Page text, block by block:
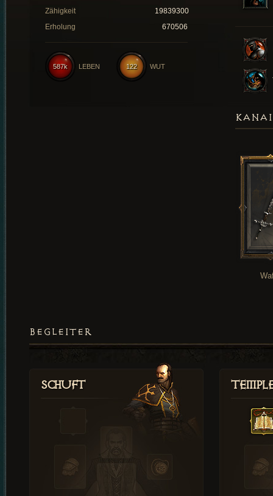
Zähigkeit
19839300
Erholung
670506
122 WUT
587k LEBEN
BEGLEITER
Schuft